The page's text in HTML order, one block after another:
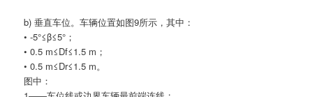
b) 垂直车位。车辆位置如图9所示，其中：
• -5°≤β≤5°；
• 0.5 m≤Df≤1.5 m；
• 0.5 m≤Dr≤1.5 m。
图中：